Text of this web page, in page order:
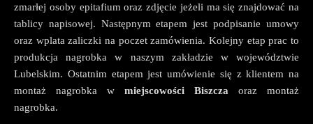
zmarłej osoby epitafium oraz zdjęcie jeżeli ma się znajdować na
tablicy napisowej. Następnym etapem jest podpisanie umowy
oraz wplata zaliczki na poczet zamówienia. Kolejny etap prac to
produkcja nagrobka w naszym zakładzie w województwie
Lubelskim. Ostatnim etapem jest umówienie się z klientem na
montaż nagrobka w miejscowości Biszcza oraz montaż
nagrobka.